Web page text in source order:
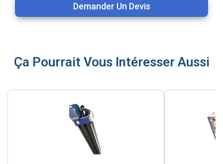
Demander Un Devis
Ça Pourrait Vous Intéresser Aussi